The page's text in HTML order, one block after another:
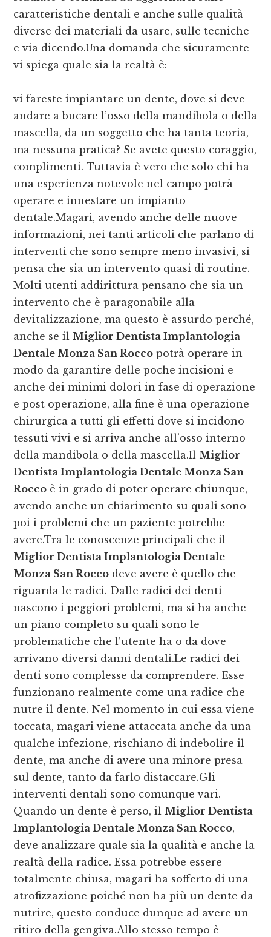
caratteristiche dentali e anche sulle qualità
diverse dei materiali da usare, sulle tecniche
e via dicendo.Una domanda che sicuramente
vi spiega quale sia la realtà è:
vi fareste impiantare un dente, dove si deve
andare a bucare l’osso della mandibola o della
mascella, da un soggetto che ha tanta teoria,
ma nessuna pratica? Se avete questo coraggio,
complimenti. Tuttavia è vero che solo chi ha
una esperienza notevole nel campo potrà
operare e innestare un impianto
dentale.Magari, avendo anche delle nuove
informazioni, nei tanti articoli che parlano di
interventi che sono sempre meno invasivi, si
pensa che sia un intervento quasi di routine.
Molti utenti addirittura pensano che sia un
intervento che è paragonabile alla
devitalizzazione, ma questo è assurdo perché,
anche se il Miglior Dentista Implantologia
Dentale Monza San Rocco potrà operare in
modo da garantire delle poche incisioni e
anche dei minimi dolori in fase di operazione
e post operazione, alla fine è una operazione
chirurgica a tutti gli effetti dove si incidono
tessuti vivi e si arriva anche all’osso interno
della mandibola o della mascella.Il Miglior
Dentista Implantologia Dentale Monza San
Rocco è in grado di poter operare chiunque,
avendo anche un chiarimento su quali sono
poi i problemi che un paziente potrebbe
avere.Tra le conoscenze principali che il
Miglior Dentista Implantologia Dentale
Monza San Rocco deve avere è quello che
riguarda le radici. Dalle radici dei denti
nascono i peggiori problemi, ma si ha anche
un piano completo su quali sono le
problematiche che l’utente ha o da dove
arrivano diversi danni dentali.Le radici dei
denti sono complesse da comprendere. Esse
funzionano realmente come una radice che
nutre il dente. Nel momento in cui essa viene
toccata, magari viene attaccata anche da una
qualche infezione, rischiano di indebolire il
dente, ma anche di avere una minore presa
sul dente, tanto da farlo distaccare.Gli
interventi dentali sono comunque vari.
Quando un dente è perso, il Miglior Dentista
Implantologia Dentale Monza San Rocco,
deve analizzare quale sia la qualità e anche la
realtà della radice. Essa potrebbe essere
totalmente chiusa, magari ha sofferto di una
atrofizzazione poiché non ha più un dente da
nutrire, questo conduce dunque ad avere un
ritiro della gengiva.Allo stesso tempo è